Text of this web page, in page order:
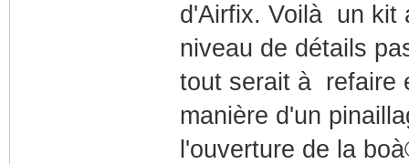
d'Airfix. Voilà un kit
niveau de détails
tout serait à refaire
manière d'un
l'ouverture de la